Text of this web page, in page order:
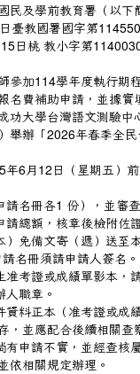
民及學前教育署（以下
臺教國署國字第
日桃 教小字第
參加114學年度執行期
名費補助申請，並據實
功大學台灣語文測驗中
舉辦「2026年春季全
年6月12日（星期五）
請名冊各1 份），並審
請總額，核章後檢附佐
）免備文寄（遞）送至
名冊須請申請人簽名。
准考證或成績單影本，
職章。
資料正本（准考證或成
，並應配合後續相關查
有申請不實，並經查核
依相關規定辦理。